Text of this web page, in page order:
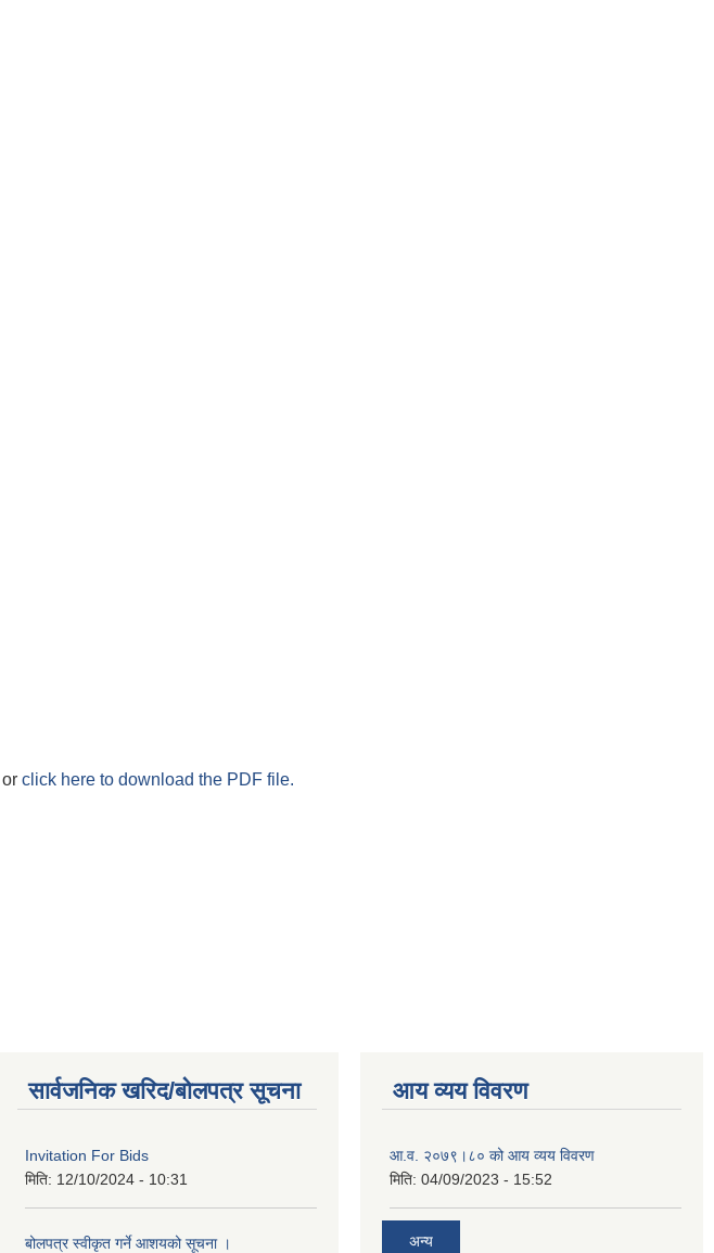
or click here to download the PDF file.
सार्वजनिक खरिद/बोलपत्र सूचना
Invitation For Bids
मिति: 12/10/2024 - 10:31
बोलपत्र स्वीकृत गर्ने आशयको सूचना ।
आय व्यय विवरण
आ.व. २०७९।८० को आय व्यय विवरण
मिति: 04/09/2023 - 15:52
अन्य